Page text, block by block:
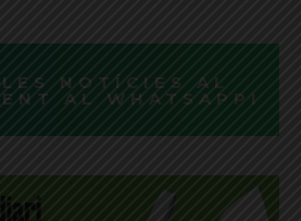
NOTÍCIES AL
AL WHATSAPP!